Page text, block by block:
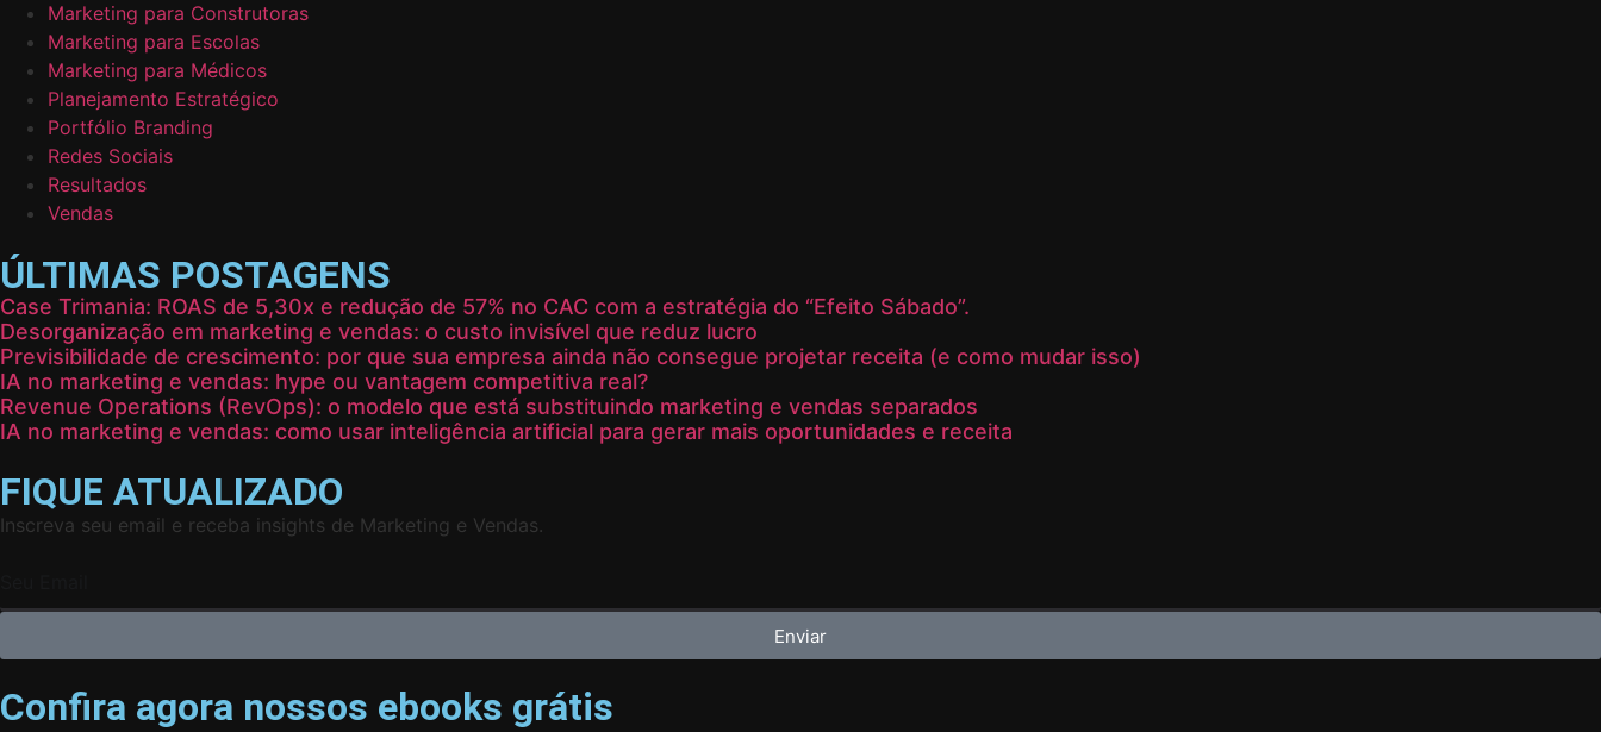
Marketing para Construtoras
Marketing para Escolas
Marketing para Médicos
Planejamento Estratégico
Portfólio Branding
Redes Sociais
Resultados
Vendas
ÚLTIMAS POSTAGENS
Case Trimania: ROAS de 5,30x e redução de 57% no CAC com a estratégia do “Efeito Sábado”.
Desorganização em marketing e vendas: o custo invisível que reduz lucro
Previsibilidade de crescimento: por que sua empresa ainda não consegue projetar receita (e como mudar isso)
IA no marketing e vendas: hype ou vantagem competitiva real?
Revenue Operations (RevOps): o modelo que está substituindo marketing e vendas separados
IA no marketing e vendas: como usar inteligência artificial para gerar mais oportunidades e receita
FIQUE ATUALIZADO
Inscreva seu email e receba insights de Marketing e Vendas.
Enviar
Confira agora nossos ebooks grátis